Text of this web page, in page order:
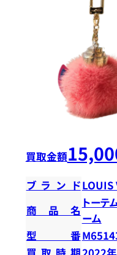
買取金額
ブランドLOUIS
商品名
トーテ
ーム
型番